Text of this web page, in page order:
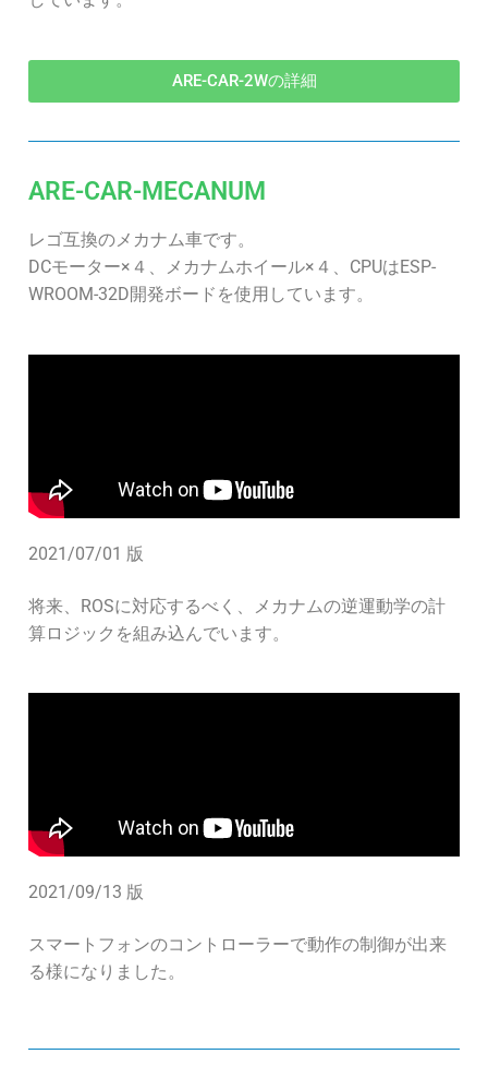
ARE-CAR-2Wの詳細
ARE-CAR-MECANUM
レゴ互換のメカナム車です。
DCモーター×４、メカナムホイール×４、CPUはESP-
WROOM-32D開発ボードを使用しています。
2021/07/01 版
将来、ROSに対応するべく、メカナムの逆運動学の計
算ロジックを組み込んでいます。
2021/09/13 版
スマートフォンのコントローラーで動作の制御が出来
る様になりました。